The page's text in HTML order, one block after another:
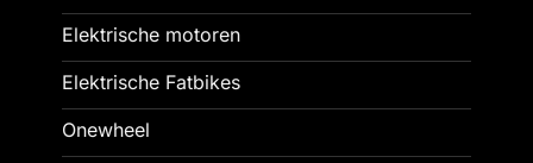
Elektrische motoren
Elektrische Fatbikes
Onewheel